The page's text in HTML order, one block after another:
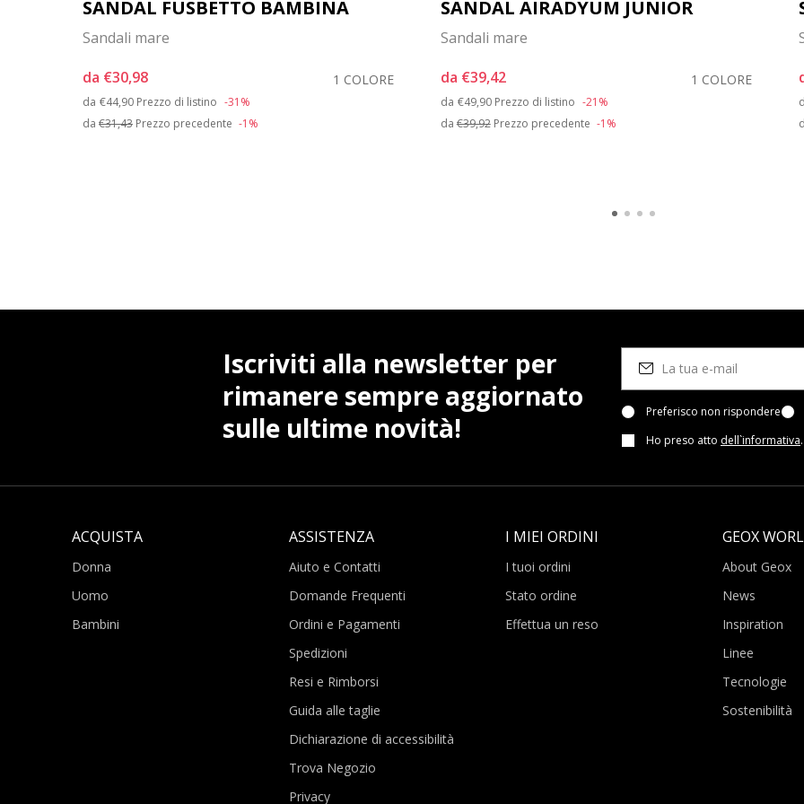
SANDAL FUSBETTO BAMBINA
Sandali mare
da €30,98 1 COLORE
da Price reduced from
€44,90 to
Prezzo di listino -31%
da €31,43 Prezzo precedente -1%
SANDAL AIRADYUM JUNIOR
Sandali mare
da €39,42 1 COLORE
da Price reduced from
€49,90 to
Prezzo di listino -21%
da€39,92Prezzo precedente -1%
Iscriviti alla newsletter per
rimanere sempre aggiornato
sulle ultime novità!
Preferisco non rispondere
Ho preso atto dell`informativa.
ACQUISTA
Donna
Uomo
Bambini
ASSISTENZA
Aiuto e Contatti
Domande Frequenti
Ordini e Pagamenti
Spedizioni
Resi e Rimborsi
Guida alle taglie
Dichiarazione di accessibilità
Trova Negozio
Privacy
I MIEI ORDINI
I tuoi ordini
Stato ordine
Effettua un reso
GEOX
About Geox
News
Inspiration
Linee
Tecnologie
Sostenibilità